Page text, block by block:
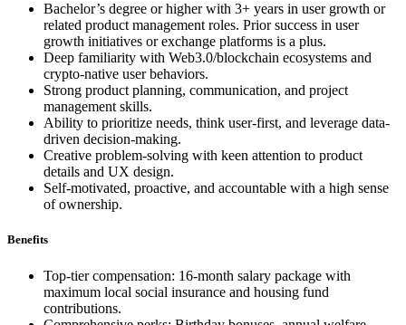
Bachelor’s degree or higher with 3+ years in user growth or
related product management roles. Prior success in user
growth initiatives or exchange platforms is a plus.
Deep familiarity with Web3.0/blockchain ecosystems and
crypto-native user behaviors.
Strong product planning, communication, and project
management skills.
Ability to prioritize needs, think user-first, and leverage data-
driven decision-making.
Creative problem-solving with keen attention to product
details and UX design.
Self-motivated, proactive, and accountable with a high sense
of ownership.
Benefits
Top-tier compensation: 16-month salary package with
maximum local social insurance and housing fund
contributions.